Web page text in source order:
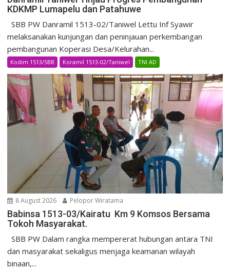
KDKMP Lumapelu dan Patahuwe
SBB PW Danramil 1513-02/Taniwel Lettu Inf Syawir
melaksanakan kunjungan dan peninjauan perkembangan
pembangunan Koperasi Desa/Kelurahan...
Kodim 1513/SBB Koramil 1513-02/Taniwel TNI AD
8 August 2026 Pelopor Wiratama
Babinsa 1513-03/Kairatu Km 9 Komsos Bersama
Tokoh Masyarakat.
SBB PW Dalam rangka mempererat hubungan antara TNI
dan masyarakat sekaligus menjaga keamanan wilayah
binaan,...